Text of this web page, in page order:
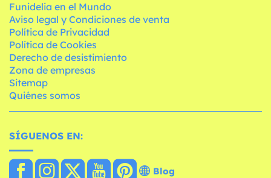
Funidelia en el Mundo
Aviso legal y Condiciones de venta
Política de Privacidad
Política de Cookies
Derecho de desistimiento
Zona de empresas
Sitemap
Quiénes somos
SÍGUENOS EN:
Blog